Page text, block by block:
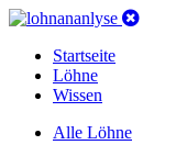
Startseite
Löhne
Wissen
Alle Löhne